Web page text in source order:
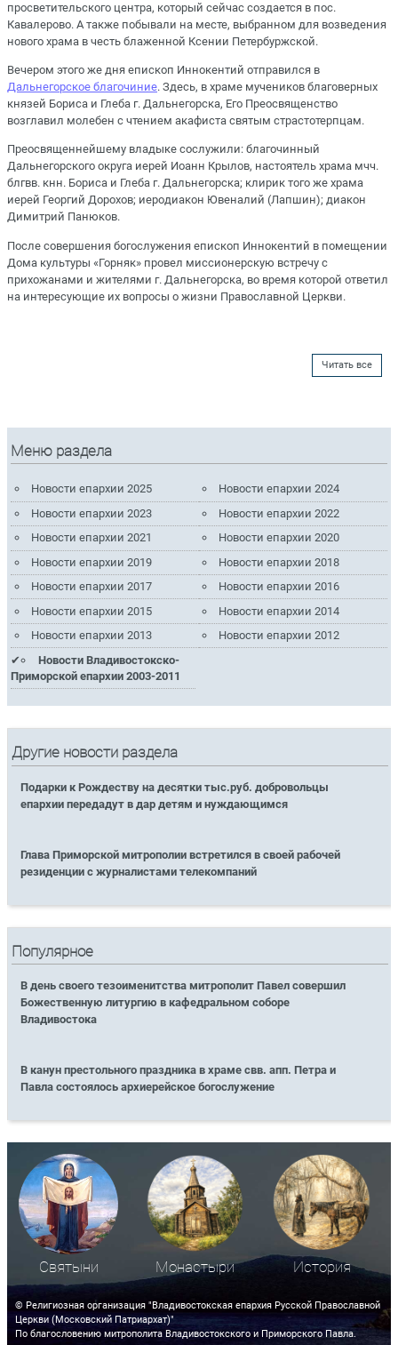
просветительского центра, который сейчас создается в пос.
Кавалерово. А также побывали на месте, выбранном для возведения
нового храма в честь блаженной Ксении Петербуржской.
Вечером этого же дня епископ Иннокентий отправился в
Дальнегорское благочиние. Здесь, в храме мучеников благоверных
князей Бориса и Глеба г. Дальнегорска, Его Преосвященство
возглавил молебен с чтением акафиста святым страстотерпцам.
Преосвященнейшему владыке сослужили: благочинный
Дальнегорского округа иерей Иоанн Крылов, настоятель храма мчч.
блгвв. кнн. Бориса и Глеба г. Дальнегорска; клирик того же храма
иерей Георгий Дорохов; иеродиакон Ювеналий (Лапшин); диакон
Димитрий Панюков.
После совершения богослужения епископ Иннокентий в помещении
Дома культуры «Горняк» провел миссионерскую встречу с
прихожанами и жителями г. Дальнегорска, во время которой ответил
на интересующие их вопросы о жизни Православной Церкви.
Читать все
Меню раздела
Новости епархии 2025
Новости епархии 2024
Новости епархии 2023
Новости епархии 2022
Новости епархии 2021
Новости епархии 2020
Новости епархии 2019
Новости епархии 2018
Новости епархии 2017
Новости епархии 2016
Новости епархии 2015
Новости епархии 2014
Новости епархии 2013
Новости епархии 2012
Новости Владивостокско-
Приморской епархии 2003-2011
Другие новости раздела
Подарки к Рождеству на десятки тыс.руб. добровольцы
епархии передадут в дар детям и нуждающимся
Глава Приморской митрополии встретился в своей рабочей
резиденции с журналистами телекомпаний
Популярное
В день своего тезоименитства митрополит Павел совершил
Божественную литургию в кафедральном соборе
Владивостока
В канун престольного праздника в храме свв. апп. Петра и
Павла состоялось архиерейское богослужение
Святыни Монастыри История
© Религиозная организация "Владивостокская епархия Русской Православной
Церкви (Московский Патриархат)"
По благословению митрополита Владивостокского и Приморского Павла.